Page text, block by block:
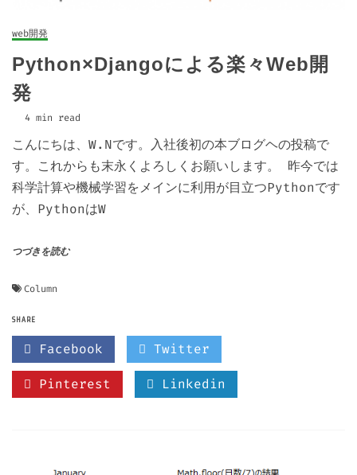
web開発
Python×Djangoによる楽々Web開
発
4 min read
こんにちは、W.Nです。入社後初の本ブログヘの投稿で
す。これからも末永くよろしくお願いします。 昨今では
科学計算や機械学習をメインに利用が目立つPythonです
が、PythonはW
つづきを読む
Column
SHARE
Facebook Twitter
Pinterest Linkedin